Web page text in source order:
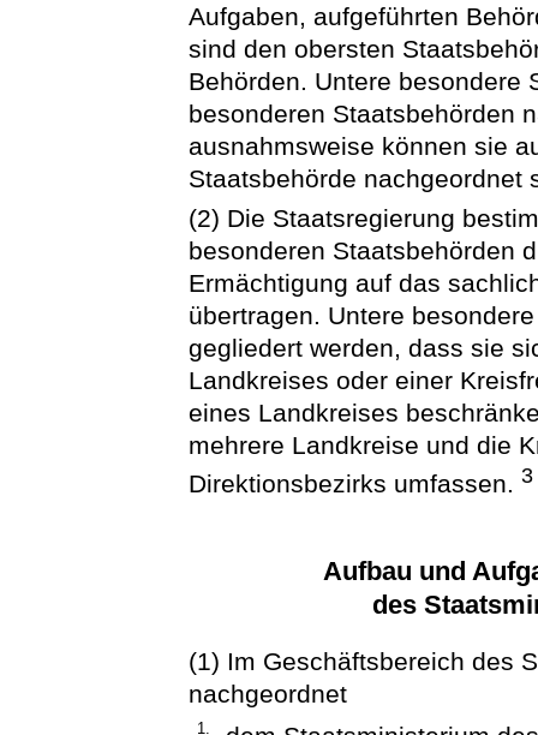
Aufgaben, aufgeführten
sind den obersten
Behörden. Untere besondere
besonderen Staatsbehörden
ausnahmsweise können sie
Staatsbehörde nachgeordnet
(2) Die Staatsregierung
besonderen Staatsbehörden
Ermächtigung auf das
übertragen. Untere
gegliedert werden, dass sie
Landkreises oder einer
eines Landkreises
mehrere Landkreise und die
Direktionsbezirks umfassen.3
Aufbau und
des
(1) Im Geschäftsbereich des
nachgeordnet
1.